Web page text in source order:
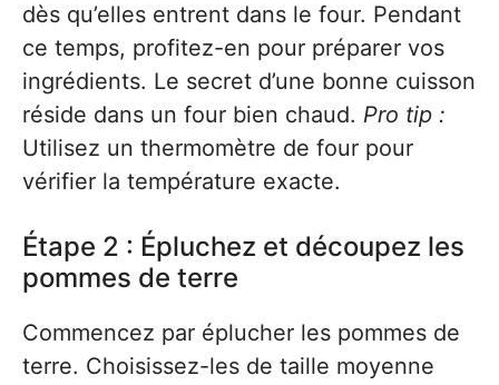
dès qu’elles entrent dans le four. Pendant
ce temps, profitez-en pour préparer vos
ingrédients. Le secret d’une bonne cuisson
réside dans un four bien chaud. Pro tip :
Utilisez un thermomètre de four pour
vérifier la température exacte.
Étape 2 : Épluchez et découpez les
pommes de terre
Commencez par éplucher les pommes de
terre. Choisissez-les de taille moyenne